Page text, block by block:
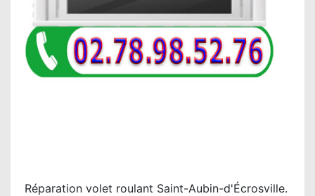
Réparation volet roulant Saint-Aubin-d'Écrosville.